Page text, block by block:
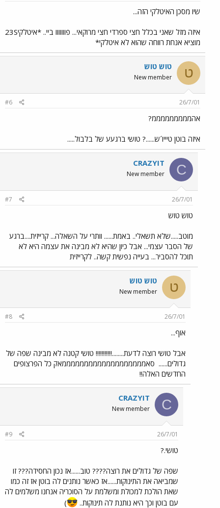
שיו מסכן האיטלקי הזה...
איזה מזל שאני בכלל חצי ספרדי חצי מרוקאי... פווווווו ביי.. *איטלקי23S
מוציא אנחת רווחה שהוא לא איטלקי*
ט טוש טוש
New member
26/7/01
#6
אהמממממממממ?
איזה בוטן טיייו´ש......? טושי ברגעע של בלבול.....
C
CRAZYIT
New member
26/7/01
#7
טוש טוש
מוטב.....שלא תשאלי.. באמת...... וותרי על השאלה... קרייזית....ברגע
של הסבר עצמי... אבל כיון שהיא לא מבינה את עצמה היא לא
תוכל להסביר... בעייה נפשית קשה.. לקרייזית
ט טוש טוש
New member
26/7/01
#8
אוף...
אבל טושי רוצה לדעת........!!!!!!!!!!! טושי קטנה לא מבינה שפה של
גדולים...... סאמממממממממממממממממממאק כל הפרצופים
החדשים האלה!!
C
CRAZYIT
New member
26/7/01
#9
טושי.?
שפה של גדולים את רוצה???? טוב......אז נכון החסידה??? זו
שמביאה את התינוקות......אז כאשר נותנים לה בוטן אז זה כמו
שאת הולכת למכולת ומשלמת על הסוכריה אנחנו משלמים לה
עם בוטן וכך היא נותנת לה תינוקות..
)